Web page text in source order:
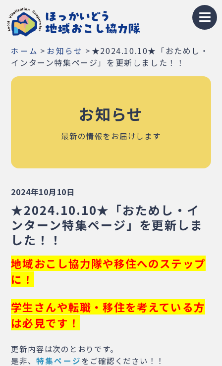
トップページ
地域おこし協力隊とは
イベント・研修会
Q&A
・相談窓口・お問合せ ・リンク集
・プライバシーポリシー
・サイトマップ
ホーム > お知らせ > ★2024.10.10★「おためし・
インターン特集ページ」を更新しました！！
お知らせ
最新の情報をお届けします
2024年10月10日
★2024.10.10★「おためし・イ
ンターン特集ページ」を更新しま
した！！
地域おこし協力隊や移住へのステップ
に！
学生さんや転職・移住を考えている方
は必見です！
更新内容は次のとおりです。
是非、 特集ページ をご確認ください！！